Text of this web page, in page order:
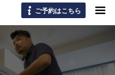
ご予約はこちら